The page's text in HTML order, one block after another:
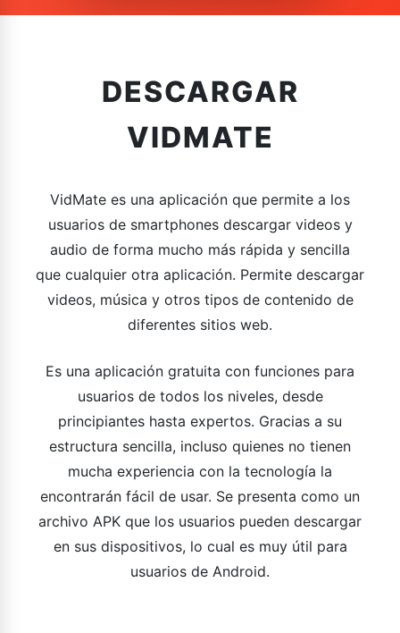
DESCARGAR
VIDMATE
VidMate es una aplicación que permite a los
usuarios de smartphones descargar videos y
audio de forma mucho más rápida y sencilla
que cualquier otra aplicación. Permite descargar
videos, música y otros tipos de contenido de
diferentes sitios web.
Es una aplicación gratuita con funciones para
usuarios de todos los niveles, desde
principiantes hasta expertos. Gracias a su
estructura sencilla, incluso quienes no tienen
mucha experiencia con la tecnología la
encontrarán fácil de usar. Se presenta como un
archivo APK que los usuarios pueden descargar
en sus dispositivos, lo cual es muy útil para
usuarios de Android.